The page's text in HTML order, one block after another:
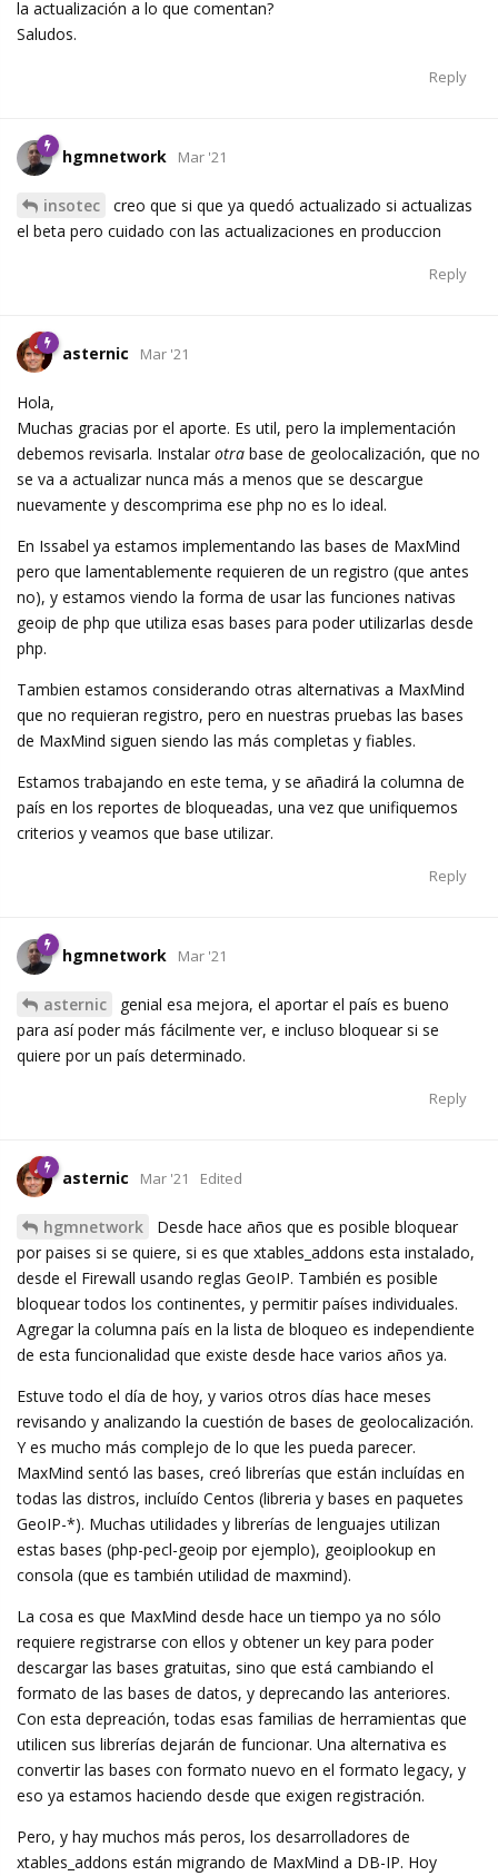
la actualización a lo que comentan?
Saludos.
Reply
hgmnetwork Mar '21
insotec
creo que si que ya quedó actualizado si actualizas
el beta pero cuidado con las actualizaciones en produccion
Reply
asternic Mar '21
Hola,
Muchas gracias por el aporte. Es util, pero la implementación
debemos revisarla. Instalar otra base de geolocalización, que no
se va a actualizar nunca más a menos que se descargue
nuevamente y descomprima ese php no es lo ideal.
En Issabel ya estamos implementando las bases de MaxMind
pero que lamentablemente requieren de un registro (que antes
no), y estamos viendo la forma de usar las funciones nativas
geoip de php que utiliza esas bases para poder utilizarlas desde
php.
Tambien estamos considerando otras alternativas a MaxMind
que no requieran registro, pero en nuestras pruebas las bases
de MaxMind siguen siendo las más completas y fiables.
Estamos trabajando en este tema, y se añadirá la columna de
país en los reportes de bloqueadas, una vez que unifiquemos
criterios y veamos que base utilizar.
Reply
hgmnetwork Mar '21
asternic
genial esa mejora, el aportar el país es bueno
para así poder más fácilmente ver, e incluso bloquear si se
quiere por un país determinado.
Reply
asternic Mar '21 Edited
hgmnetwork
Desde hace años que es posible bloquear
por paises si se quiere, si es que xtables_addons esta instalado,
desde el Firewall usando reglas GeoIP. También es posible
bloquear todos los continentes, y permitir países individuales.
Agregar la columna país en la lista de bloqueo es independiente
de esta funcionalidad que existe desde hace varios años ya.
Estuve todo el día de hoy, y varios otros días hace meses
revisando y analizando la cuestión de bases de geolocalización.
Y es mucho más complejo de lo que les pueda parecer.
MaxMind sentó las bases, creó librerías que están incluídas en
todas las distros, incluído Centos (libreria y bases en paquetes
GeoIP-*). Muchas utilidades y librerías de lenguajes utilizan
estas bases (php-pecl-geoip por ejemplo), geoiplookup en
consola (que es también utilidad de maxmind).
La cosa es que MaxMind desde hace un tiempo ya no sólo
requiere registrarse con ellos y obtener un key para poder
descargar las bases gratuitas, sino que está cambiando el
formato de las bases de datos, y deprecando las anteriores.
Con esta depreación, todas esas familias de herramientas que
utilicen sus librerías dejarán de funcionar. Una alternativa es
convertir las bases con formato nuevo en el formato legacy, y
eso ya estamos haciendo desde que exigen registración.
Pero, y hay muchos más peros, los desarrolladores de
xtables_addons están migrando de MaxMind a DB-IP. Hoy